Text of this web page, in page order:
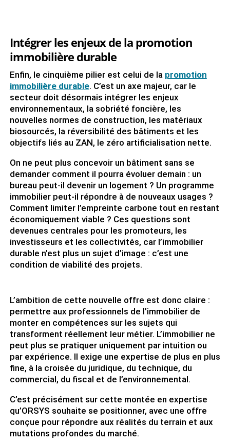
Intégrer les enjeux de la promotion
immobilière durable
Enfin, le cinquième pilier est celui de la promotion
immobilière durable. C’est un axe majeur, car le
secteur doit désormais intégrer les enjeux
environnementaux, la sobriété foncière, les
nouvelles normes de construction, les matériaux
biosourcés, la réversibilité des bâtiments et les
objectifs liés au ZAN, le zéro artificialisation nette.
On ne peut plus concevoir un bâtiment sans se
demander comment il pourra évoluer demain : un
bureau peut-il devenir un logement ? Un programme
immobilier peut-il répondre à de nouveaux usages ?
Comment limiter l’empreinte carbone tout en restant
économiquement viable ? Ces questions sont
devenues centrales pour les promoteurs, les
investisseurs et les collectivités, car l’immobilier
durable n’est plus un sujet d’image : c’est une
condition de viabilité des projets.
L’ambition de cette nouvelle offre est donc claire :
permettre aux professionnels de l’immobilier de
monter en compétences sur les sujets qui
transforment réellement leur métier. L’immobilier ne
peut plus se pratiquer uniquement par intuition ou
par expérience. Il exige une expertise de plus en plus
fine, à la croisée du juridique, du technique, du
commercial, du fiscal et de l’environnemental.
C’est précisément sur cette montée en expertise
qu’ORSYS souhaite se positionner, avec une offre
conçue pour répondre aux réalités du terrain et aux
mutations profondes du marché.